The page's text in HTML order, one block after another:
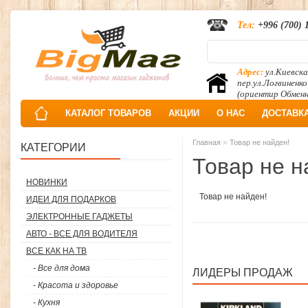
Адрес:
пер.ул.Логвиненко
(ориентир
Тел: +996 (700)
КАТАЛОГ ТОВАРОВ АКЦИИ О НАС
КАТЕГОРИИ
НОВИНКИ
ИДЕИ ДЛЯ ПОДАРКОВ
ЭЛЕКТРОННЫЕ ГАДЖЕТЫ
АВТО - ВСЕ ДЛЯ ВОДИТЕЛЯ
ВСЕ КАК НА ТВ
- Все для дома
- Красота и здоровье
- Кухня
Главная » Товар не найден!
Товар не
Товар не найден!
ЛИДЕРЫ ПРОДАЖ